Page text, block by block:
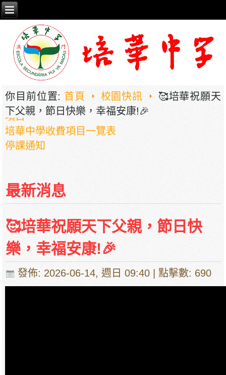
你目前位置: 首頁 校園快訊
🥰培華祝願天
下父親，節日快樂，幸福安康!🎉
2026年职业教育国家教学成果奖申报——《普职
相融，技教生香——澳门三融六通九评教育模式
建构》
費、補充服務費、學校選擇性服務費及學校代收
項目
培華中學收費項目一覽表
停課通知
最新消息
🥰培華祝願天下父親，節日快
樂，幸福安康!🎉
發佈: 2026-06-14, 週日 09:40 | 點擊數: 690